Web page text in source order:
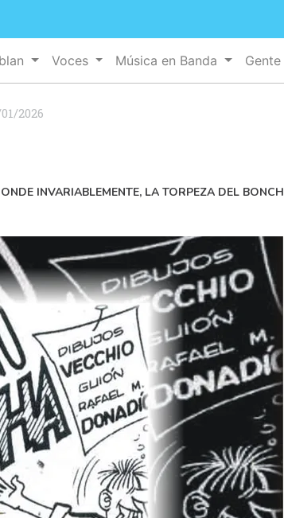
Voces Música en Banda
2026
INVARIABLEMENTE, LA TORPEZA DEL